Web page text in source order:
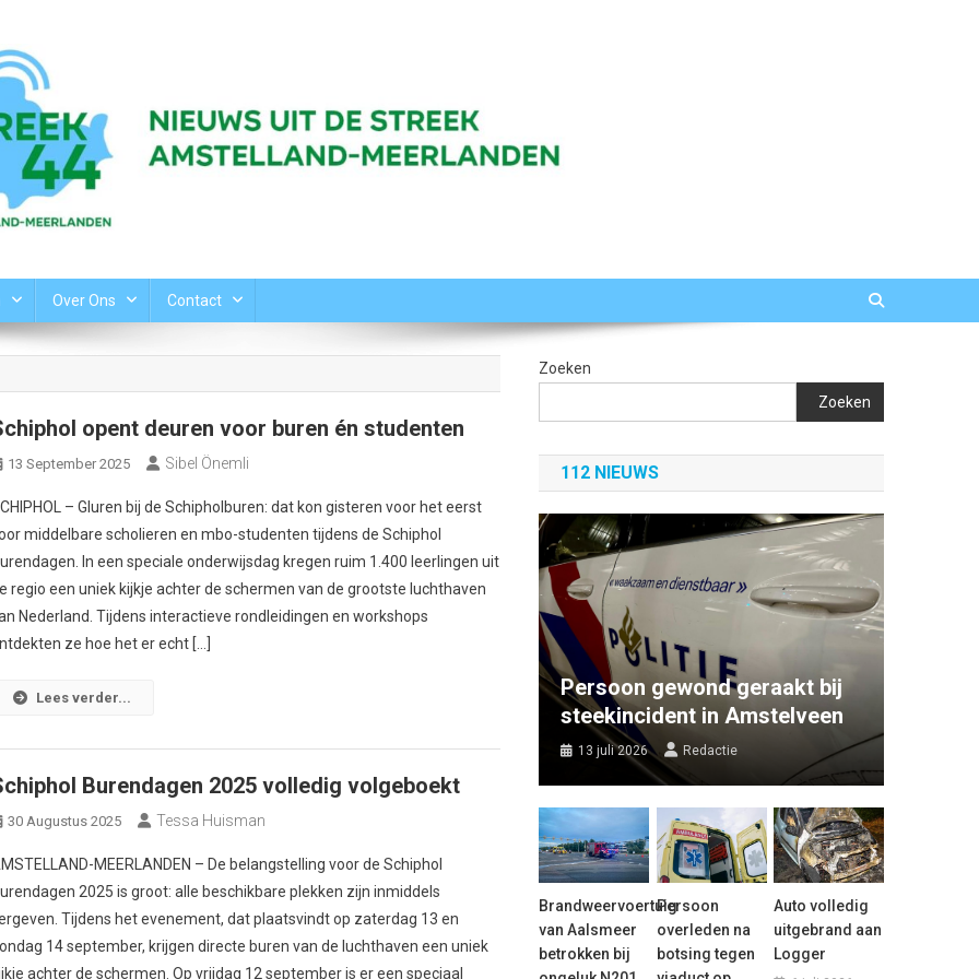
Over Ons Contact
opent deuren voor buren én studenten
13 September 2025 Sibel Önemli
– Gluren bij de Schipholburen: dat kon gisteren voor het eerst
middelbare scholieren en mbo-studenten tijdens de Schiphol
In een speciale onderwijsdag kregen ruim 1.400 leerlingen uit
regio een uniek kijkje achter de schermen van de grootste luchthaven
Nederland. Tijdens interactieve rondleidingen en workshops
ze hoe het er echt […]
Lees verder...
Burendagen 2025 volledig volgeboekt
30 Augustus 2025 Tessa Huisman
MEERLANDEN – De belangstelling voor de Schiphol
2025 is groot: alle beschikbare plekken zijn inmiddels
Tijdens het evenement, dat plaatsvindt op zaterdag 13 en
14 september, krijgen directe buren van de luchthaven een uniek
achter de schermen. Op vrijdag 12 september is er een speciaal
Zoeken
Zoeken
112 NIEUWS
Persoon gewond geraakt bij
steekincident in Amstelveen
13 juli 2026 Redactie
Brandweervoertuig
van Aalsmeer
betrokken bij
Persoon
overleden na
botsing tegen
Auto volledig
uitgebrand aan
Logger